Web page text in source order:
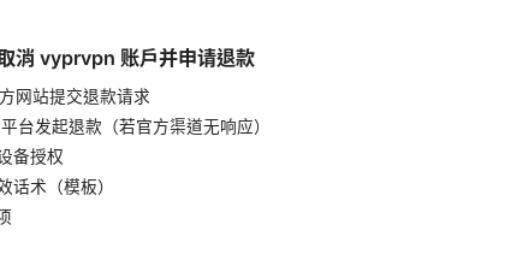
消 vyprvpn 账户并申请退款
网站提交退款请求
台发起退款（若官方渠道无响应）
备授权
话术（模板）